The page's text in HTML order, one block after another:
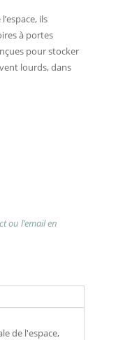
ils
à portes
pour stocker
lourds, dans
ou l’email en
de l'espace,